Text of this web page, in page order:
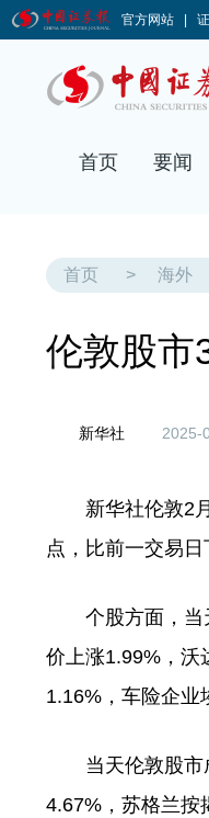
首页 要闻
首页 > 海外
伦敦股市
新华社 2025-
新华社伦敦2月3
点，比前一交易
个股方面，当天
价上涨1.99%，沃
1.16%，车险企业
当天伦敦股市成
4.67%，苏格兰按